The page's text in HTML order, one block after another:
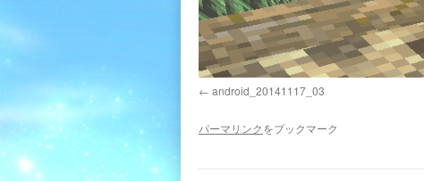
android_20141117_03
パーマリンクをブックマーク